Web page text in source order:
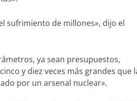
sufrimiento de millones», dijo el
ya sean presupuestos,
y diez veces más grandes que
por un arsenal nuclear».